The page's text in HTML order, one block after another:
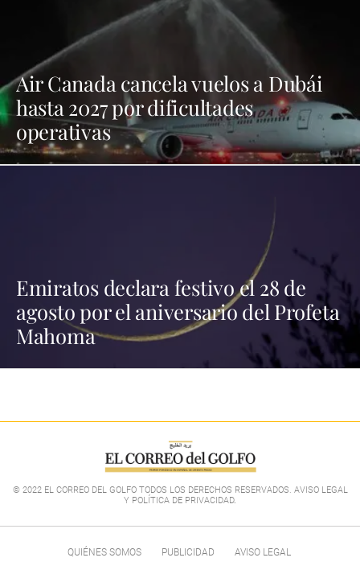
Air Canada cancela vuelos a Dubái
hasta 2027 por dificultades
operativas
Emiratos declara festivo el 28 de
agosto por el aniversario del Profeta
Mahoma
© 2022 EL CORREO DEL GOLFO TODOS LOS DERECHOS RESERVADOS. AVISO LEGAL
Y POLÍTICA DE PRIVACIDAD.
QUIÉNES SOMOS PUBLICIDAD AVISO LEGAL